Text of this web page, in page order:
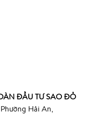
ĐẦU TƯ SAO ĐỎ
Hải An,